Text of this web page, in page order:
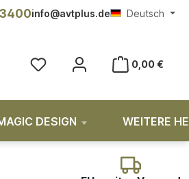
Deutsch
info@avtplus.de
0,00 €
DESIGN WEITERE